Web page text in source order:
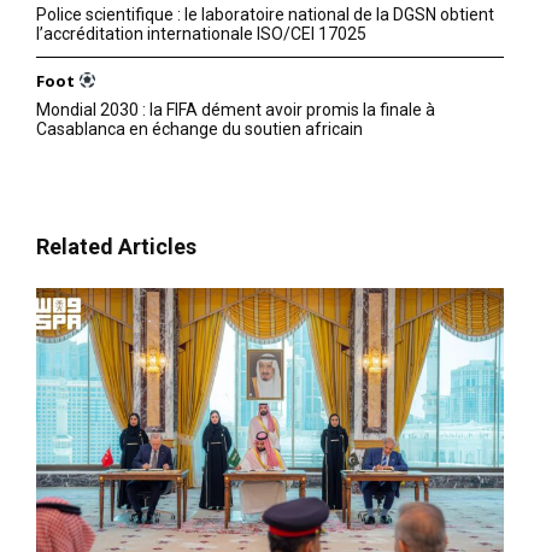
Police scientifique : le laboratoire national de la DGSN obtient
l’accréditation internationale ISO/CEI 17025
Foot
Mondial 2030 : la FIFA dément avoir promis la finale à
Casablanca en échange du soutien africain
Related Articles